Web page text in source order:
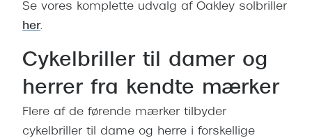
Se vores komplette udvalg af Oakley solbriller
her.
Cykelbriller til damer og
herrer fra kendte mærker
Flere af de førende mærker tilbyder
cykelbriller til dame og herre i forskellige